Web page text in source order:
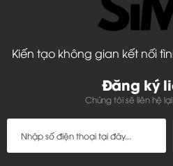
Kiến tạo không gian kết nối
Đăng ký
Chúng tôi sẽ liên hệ